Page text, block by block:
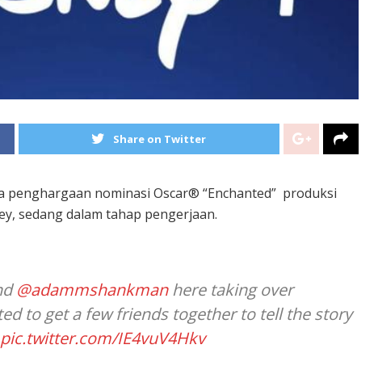
Share on Twitter
penghargaan nominasi Oscar® “Enchanted” produksi
sedang dalam tahap pengerjaan.
@adammshankmanhere taking over
to get a few friends together to tell the story
pic.twitter.com/IE4vuV4Hkv